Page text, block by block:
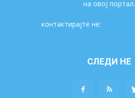
на овој портал.
контактирајте не:
СЛЕДИ НЕ